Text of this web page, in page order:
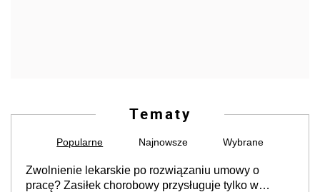
Tematy
Popularne Najnowsze Wybrane
Zwolnienie lekarskie po rozwiązaniu umowy o
pracę? Zasiłek chorobowy przysługuje tylko w